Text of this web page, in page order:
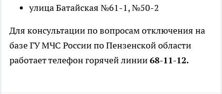
улица Батайская №61-1, №50-2
Для консультации по вопросам отключения на
базе ГУ МЧС России по Пензенской области
работает телефон горячей линии68-11-12.